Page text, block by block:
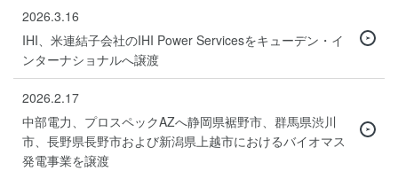
2026.3.16
IHI、米連結子会社のIHI Power Servicesをキューデン・イ
ンターナショナルへ譲渡
2026.2.17
中部電力、プロスペックAZへ静岡県裾野市、群馬県渋川
市、長野県長野市および新潟県上越市におけるバイオマス
発電事業を譲渡